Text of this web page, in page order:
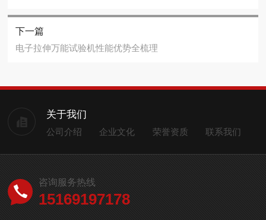
下一篇
电子拉伸万能试验机性能优势全梳理
关于我们
公司介绍 企业文化 荣誉资质 联系我们
咨询服务热线
15169197178